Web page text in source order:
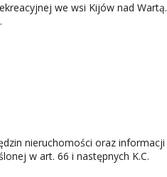
we wsi Kijów nad Wartą.
nieruchomości oraz informacji
w art. 66 i następnych K.C.